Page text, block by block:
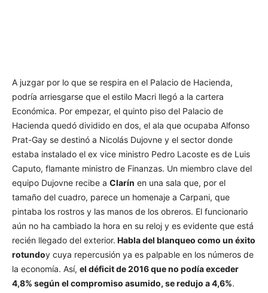
A juzgar por lo que se respira en el Palacio de Hacienda,
podría arriesgarse que el estilo Macri llegó a la cartera
Económica. Por empezar, el quinto piso del Palacio de
Hacienda quedó dividido en dos, el ala que ocupaba Alfonso
Prat-Gay se destinó a Nicolás Dujovne y el sector donde
estaba instalado el ex vice ministro Pedro Lacoste es de Luis
Caputo, flamante ministro de Finanzas. Un miembro clave del
equipo Dujovne recibe a Clarín en una sala que, por el
tamaño del cuadro, parece un homenaje a Carpani, que
pintaba los rostros y las manos de los obreros. El funcionario
aún no ha cambiado la hora en su reloj y es evidente que está
recién llegado del exterior. Habla del blanqueo como un éxito
rotundoy cuya repercusión ya es palpable en los números de
la economía. Así, el déficit de 2016 que no podía exceder
4,8% según el compromiso asumido, se redujo a 4,6%.